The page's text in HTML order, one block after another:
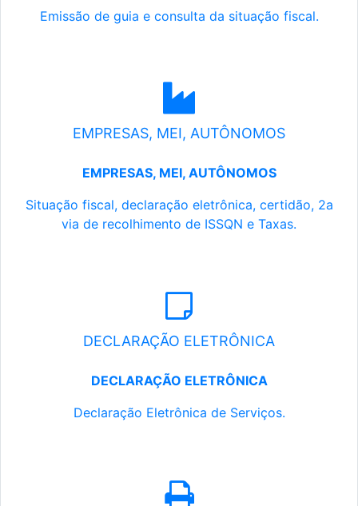
Emissão de guia e consulta da situação fiscal.
EMPRESAS, MEI, AUTÔNOMOS
EMPRESAS, MEI, AUTÔNOMOS
Situação fiscal, declaração eletrônica, certidão, 2a
via de recolhimento de ISSQN e Taxas.
DECLARAÇÃO ELETRÔNICA
DECLARAÇÃO ELETRÔNICA
Declaração Eletrônica de Serviços.